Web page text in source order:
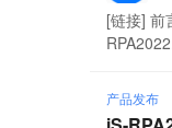
[链接] 前
产品发布